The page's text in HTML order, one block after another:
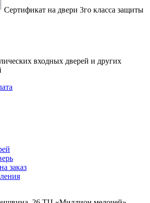
Сертификат на двери 3го класса защиты
входных дверей и других
заказ